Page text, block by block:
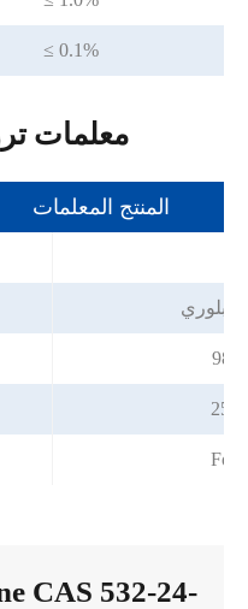
≤ 0.1%
معلمات
المنتج المعلمات
بلوري